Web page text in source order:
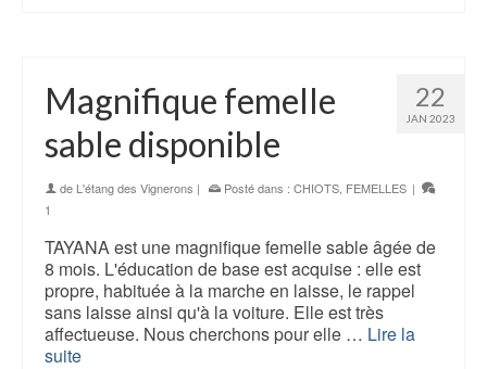
22
JAN 2023
Magnifique femelle
sable disponible
de L'étang des Vignerons | Posté dans : CHIOTS FEMELLES |
1
TAYANA est une magnifique femelle sable âgée de
8 mois. L'éducation de base est acquise : elle est
propre, habituée à la marche en laisse, le rappel
sans laisse ainsi qu'à la voiture. Elle est très
affectueuse. Nous cherchons pour elle … Lire la
suite